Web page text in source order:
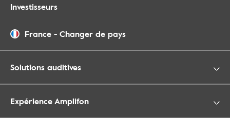
Investisseurs
France - Changer de pays
Solutions auditives
Expérience Amplifon